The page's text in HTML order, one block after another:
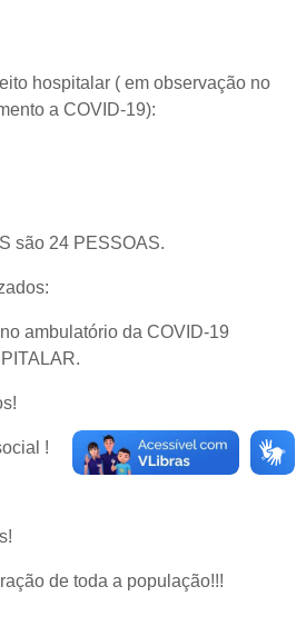
hospitalar ( em observação no
a COVID-19):
são 24 PESSOAS.
ambulatório da COVID-19
!
de toda a população!!!